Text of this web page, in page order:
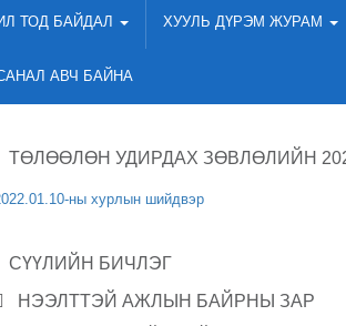
ТОД БАЙДАЛ ХУУЛЬ ДҮРЭМ ЖУРАМ
АВЧ БАЙНА
ТӨЛӨӨЛӨН УДИРДАХ ЗӨВЛӨЛИЙН
ны хурлын шийдвэр
СҮҮЛИЙН БИЧЛЭГ
НЭЭЛТТЭЙ АЖЛЫН БАЙРНЫ ЗАР